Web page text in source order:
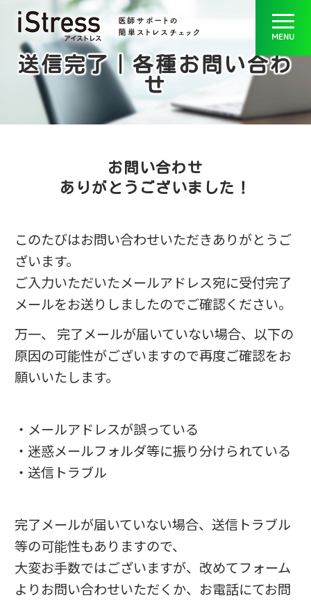
送信完了｜各種お問い合わ
せ
お問い合わせ
ありがとうございました！
このたびはお問い合わせいただきありがとうご
ざいます。
ご入力いただいたメールアドレス宛に受付完了
メールをお送りしましたのでご確認ください。
万一、 完了メールが届いていない場合、以下の
原因の可能性がございますので再度ご確認をお
願いいたします。
・メールアドレスが誤っている
・迷惑メールフォルダ等に振り分けられている
・送信トラブル
完了メールが届いていない場合、送信トラブル
等の可能性もありますので、
大変お手数ではございますが、改めてフォーム
よりお問い合わせいただくか、お電話にてお問